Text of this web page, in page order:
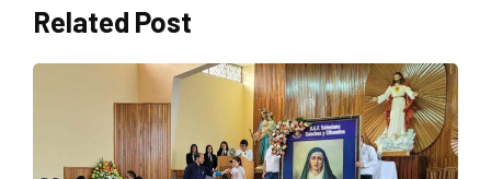
Related Post